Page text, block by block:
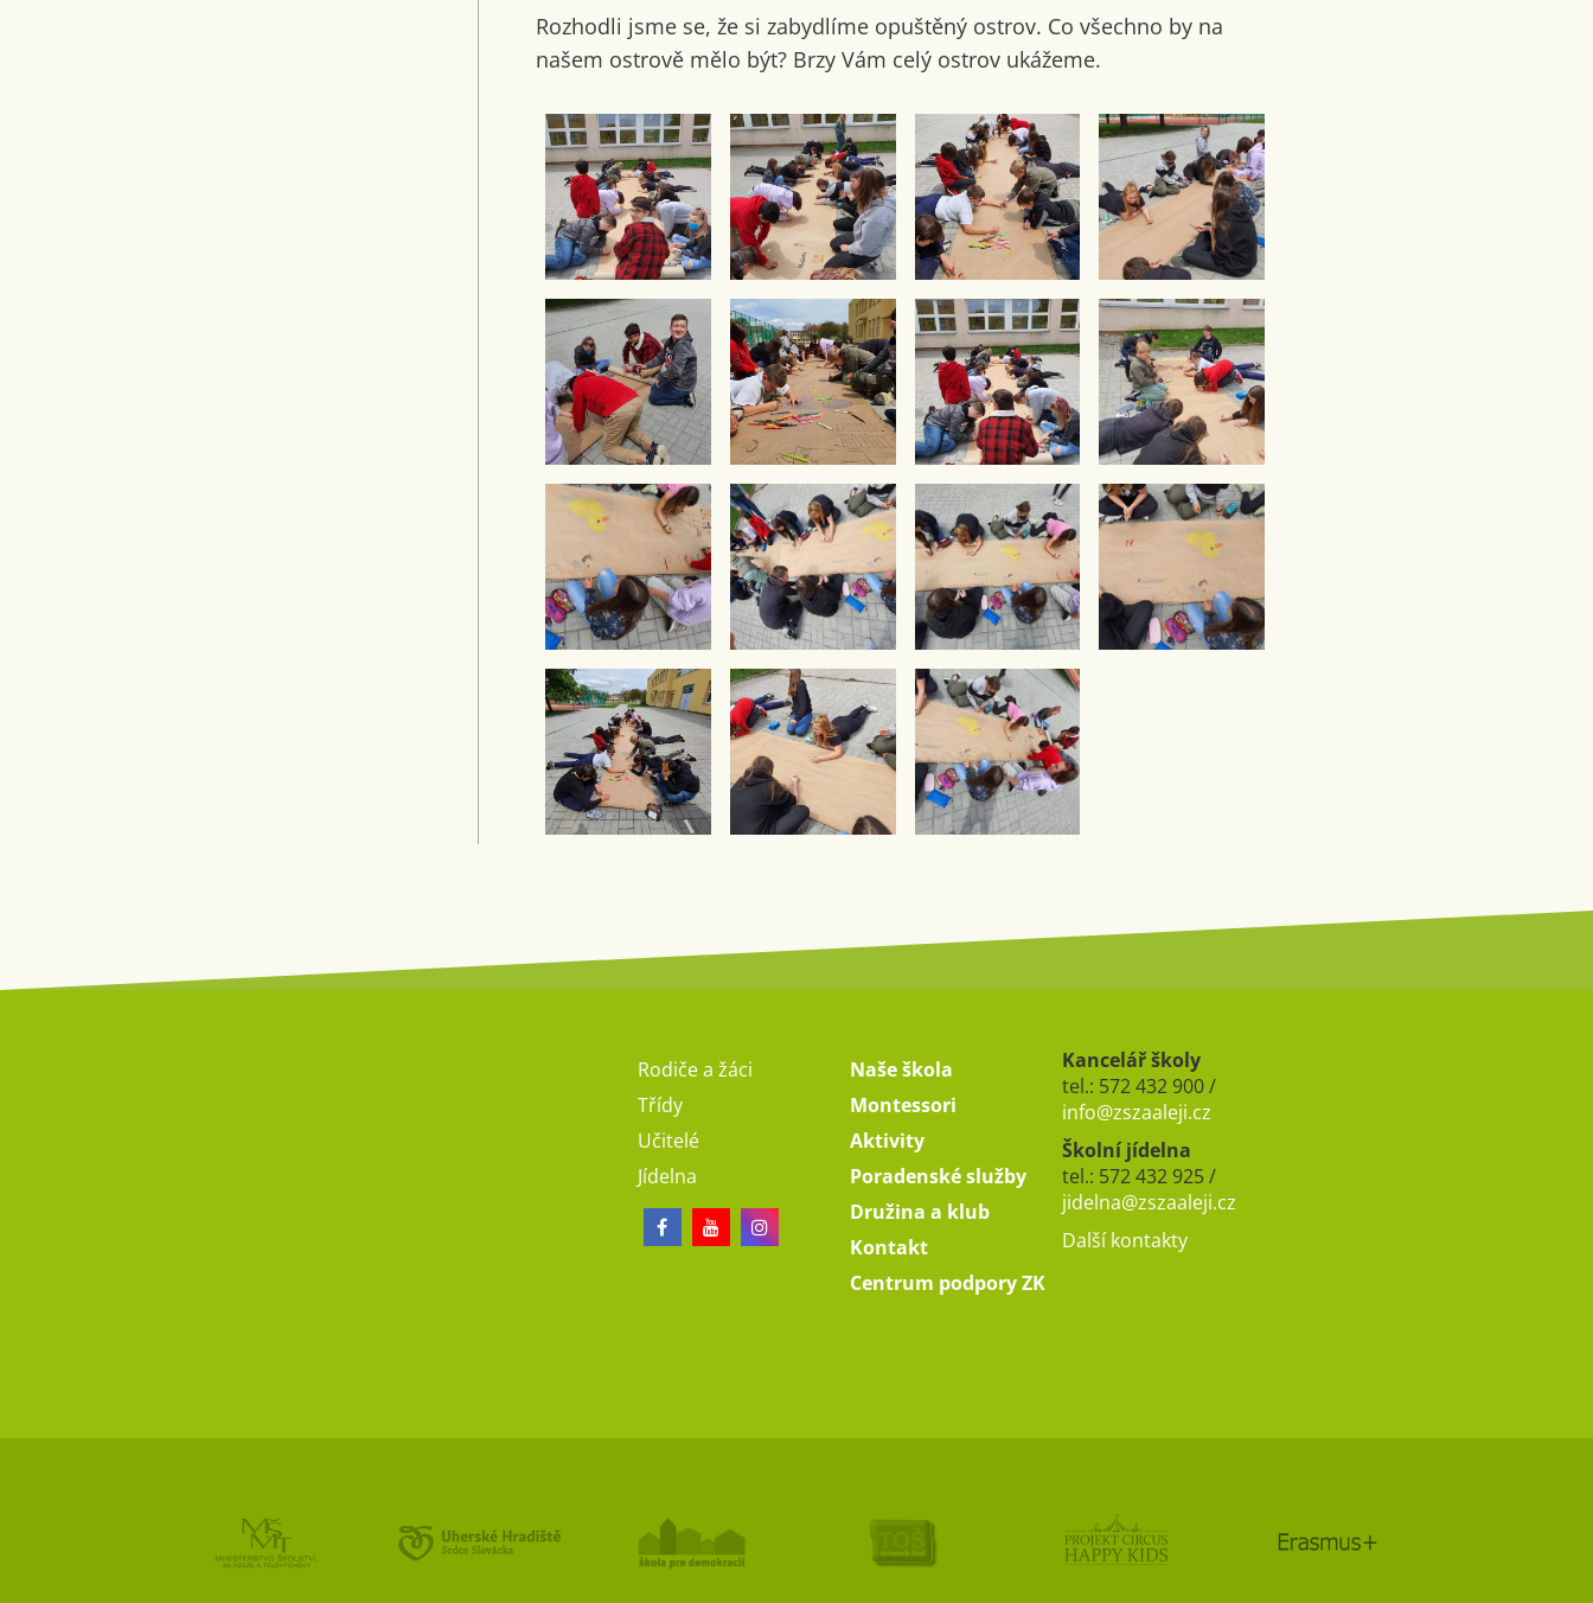
Rozhodli jsme se, že si zabydlíme opuštěný ostrov. Co všechno by na
našem ostrově mělo být? Brzy Vám celý ostrov ukážeme.
Rodiče a žáci
Třídy
Učitelé
Jídelna
Naše škola
Montessori
Aktivity
Poradenské služby
Družina a klub
Kontakt
Centrum podpory ZK
Kancelář školy
tel.: 572 432 900 /
info@zszaaleji.cz
Školní jídelna
tel.: 572 432 925 /
jidelna@zszaaleji.cz
Další kontakty